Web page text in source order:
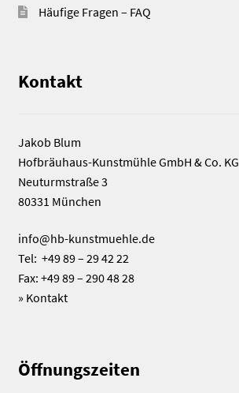
Häufige Fragen – FAQ
Kontakt
Jakob Blum
Hofbräuhaus-Kunstmühle GmbH & Co. KG
Neuturmstraße 3
80331 München
info@hb-kunstmuehle.de
Tel: +49 89 – 29 42 22
Fax: +49 89 – 290 48 28
» Kontakt
Öffnungszeiten